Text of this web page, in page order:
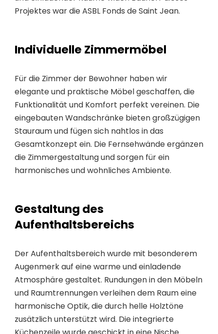
Projektes war die ASBL Fonds de Saint Jean.
Individuelle Zimmermöbel
Für die Zimmer der Bewohner haben wir
elegante und praktische Möbel geschaffen, die
Funktionalität und Komfort perfekt vereinen. Die
eingebauten Wandschränke bieten großzügigen
Stauraum und fügen sich nahtlos in das
Gesamtkonzept ein. Die Fernsehwände ergänzen
die Zimmergestaltung und sorgen für ein
harmonisches und wohnliches Ambiente.
Gestaltung des
Aufenthaltsbereichs
Der Aufenthaltsbereich wurde mit besonderem
Augenmerk auf eine warme und einladende
Atmosphäre gestaltet. Rundungen in den Möbeln
und Raumtrennungen verleihen dem Raum eine
harmonische Optik, die durch helle Holztöne
zusätzlich unterstützt wird. Die integrierte